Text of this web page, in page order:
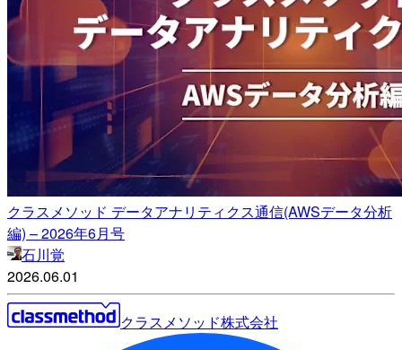
クラスメソッド データアナリティクス通信(AWSデータ分析
編) – 2026年6月号
石川覚
2026.06.01
クラスメソッド株式会社